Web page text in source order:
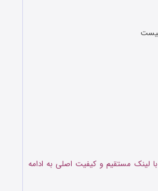
با لینک مستقیم و کیفیت اصلی به ادامه